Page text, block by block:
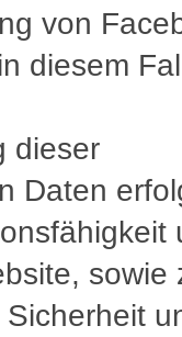
von
diesem
dieser
Daten
sowie